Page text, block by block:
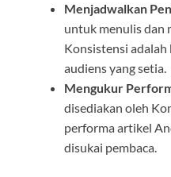
Menjadwalkan
untuk menulis dan
Konsistensi
audiens yang setia.
Mengukur
disediakan oleh
performa artikel
disukai pembaca.